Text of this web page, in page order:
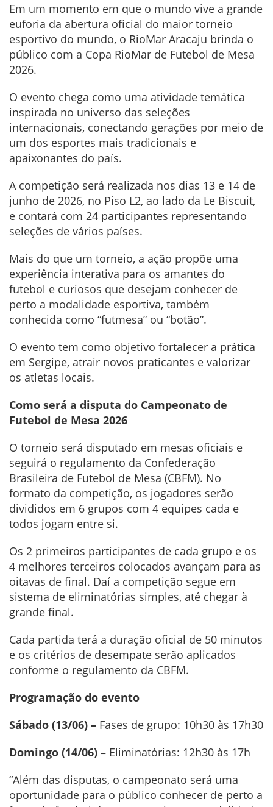
Em um momento em que o mundo vive a grande
euforia da abertura oficial do maior torneio
esportivo do mundo, o RioMar Aracaju brinda o
público com a Copa RioMar de Futebol de Mesa
2026.
O evento chega como uma atividade temática
inspirada no universo das seleções
internacionais, conectando gerações por meio de
um dos esportes mais tradicionais e
apaixonantes do país.
A competição será realizada nos dias 13 e 14 de
junho de 2026, no Piso L2, ao lado da Le Biscuit,
e contará com 24 participantes representando
seleções de vários países.
Mais do que um torneio, a ação propõe uma
experiência interativa para os amantes do
futebol e curiosos que desejam conhecer de
perto a modalidade esportiva, também
conhecida como “futmesa” ou “botão”.
O evento tem como objetivo fortalecer a prática
em Sergipe, atrair novos praticantes e valorizar
os atletas locais.
Como será a disputa do Campeonato de
Futebol de Mesa 2026
O torneio será disputado em mesas oficiais e
seguirá o regulamento da Confederação
Brasileira de Futebol de Mesa (CBFM). No
formato da competição, os jogadores serão
divididos em 6 grupos com 4 equipes cada e
todos jogam entre si.
Os 2 primeiros participantes de cada grupo e os
4 melhores terceiros colocados avançam para as
oitavas de final. Daí a competição segue em
sistema de eliminatórias simples, até chegar à
grande final.
Cada partida terá a duração oficial de 50 minutos
e os critérios de desempate serão aplicados
conforme o regulamento da CBFM.
Programação do evento
Sábado (13/06) – Fases de grupo: 10h30 às 17h30
Domingo (14/06) – Eliminatórias: 12h30 às 17h
“Além das disputas, o campeonato será uma
oportunidade para o público conhecer de perto a